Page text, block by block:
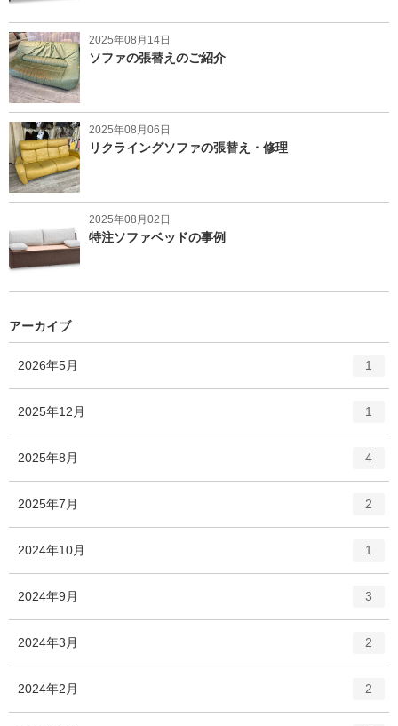
2025年08月14日
ソファの張替えのご紹介
2025年08月06日
リクライングソファの張替え・修理
2025年08月02日
特注ソファベッドの事例
アーカイブ
2026年5月
リ
ー
1
2025年12月
ー
1
2025年8月
ー
数
4
2025年7月
リ
ー
2
2024年10月
ー
1
2024年9月
ー
3
2024年3月
ー
2
2024年2月 2